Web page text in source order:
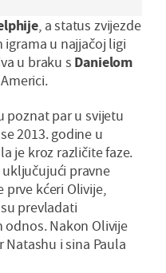
, a status zvijezde
u najjačoj ligi
u braku s Danielom
poznat par u svijetu
2013. godine u
je kroz različite faze.
pravne
kćeri Olivije,
prevladati
odnos. Nakon Olivije
i sina Paula